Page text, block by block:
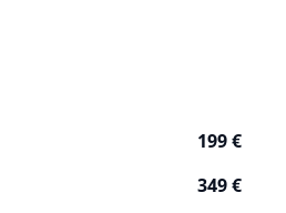
199 €
349 €